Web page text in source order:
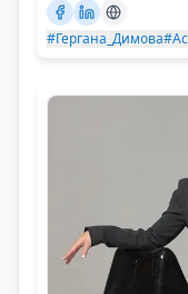
#Гергана_Димова